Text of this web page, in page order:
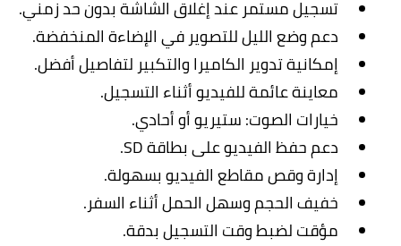
تسجيل مستمر عند إغلاق الشاشة بدون حد زمني.
دعم وضع الليل للتصوير في الإضاءة المنخفضة.
إمكانية تدوير الكاميرا والتكبير لتفاصيل أفضل.
معاينة عائمة للفيديو أثناء التسجيل.
خيارات الصوت: ستيريو أو أحادي.
دعم حفظ الفيديو على بطاقة SD.
إدارة وقص مقاطع الفيديو بسهولة.
خفيف الحجم وسهل الحمل أثناء السفر.
مؤقت لضبط وقت التسجيل بدقة.